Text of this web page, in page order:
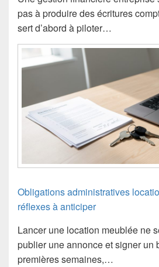
pas à produire des écritures
sert d’abord à piloter…
Obligations administratives
réflexes à anticiper
Lancer une location meublée ne
publier une annonce et signer un
premières semaines,…